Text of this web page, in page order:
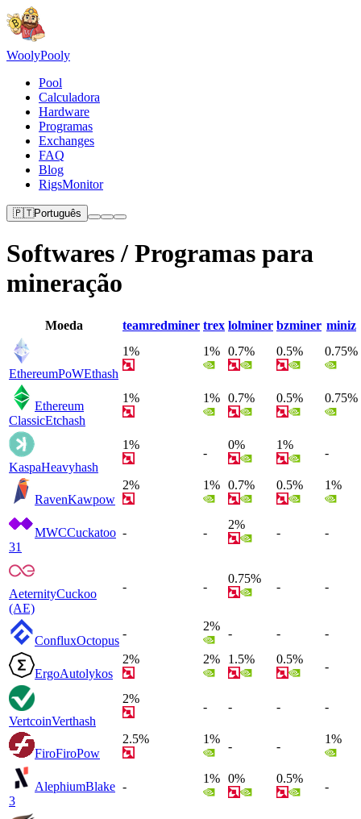
WoolyPooly
Pool
Calculadora
Hardware
Programas
Exchanges
FAQ
Blog
RigsMonitor
🇵🇹Português
Softwares / Programas para
mineração
Moeda teamredminer trex lolminer bzminer miniz
EthereumPoWEthash
1% 1% 0.7% 0.5% 0.75%
Ethereum
ClassicEtchash
1% 1% 0.7% 0.5% 0.75%
KaspaHeavyhash
1%
-
0% 1%
-
RavenKawpow
2% 1% 0.7% 0.5% 1%
MWCCuckatoo
31
- -
2%
- -
AeternityCuckoo
(AE)
- -
0.75%
- -
ConfluxOctopus
-
2%
- - -
ErgoAutolykos
2% 2% 1.5% 0.5%
-
VertcoinVerthash
2%
- - - -
FiroFiroPow
2.5% 1%
- -
1%
AlephiumBlake
3
-
1% 0% 0.5%
-